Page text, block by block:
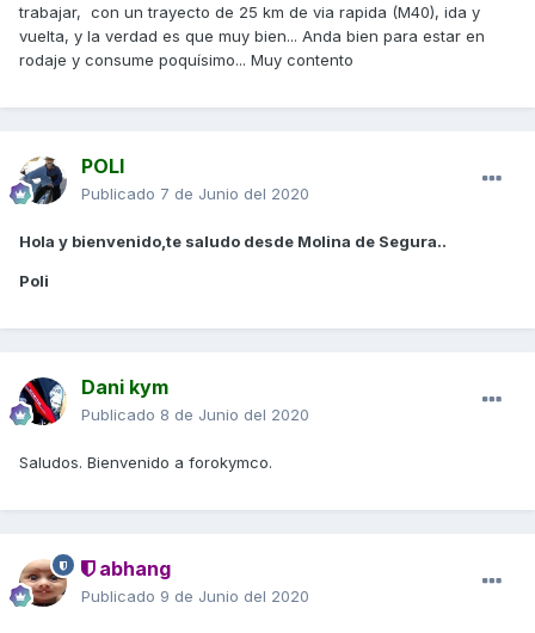
trabajar, con un trayecto de 25 km de via rapida (M40), ida y
vuelta, y la verdad es que muy bien... Anda bien para estar en
rodaje y consume poquísimo... Muy contento
POLI
Publicado 7 de Junio del 2020
Hola y bienvenido,te saludo desde Molina de Segura..
Poli
Dani kym
Publicado 8 de Junio del 2020
Saludos. Bienvenido a forokymco.
abhang
Publicado 9 de Junio del 2020